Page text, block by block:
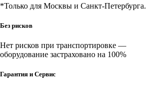
*Только для Москвы и Санкт-Петербурга.
Без рисков
Нет рисков при транспортировке —
оборудование застраховано на 100%
Гарантия и Сервис